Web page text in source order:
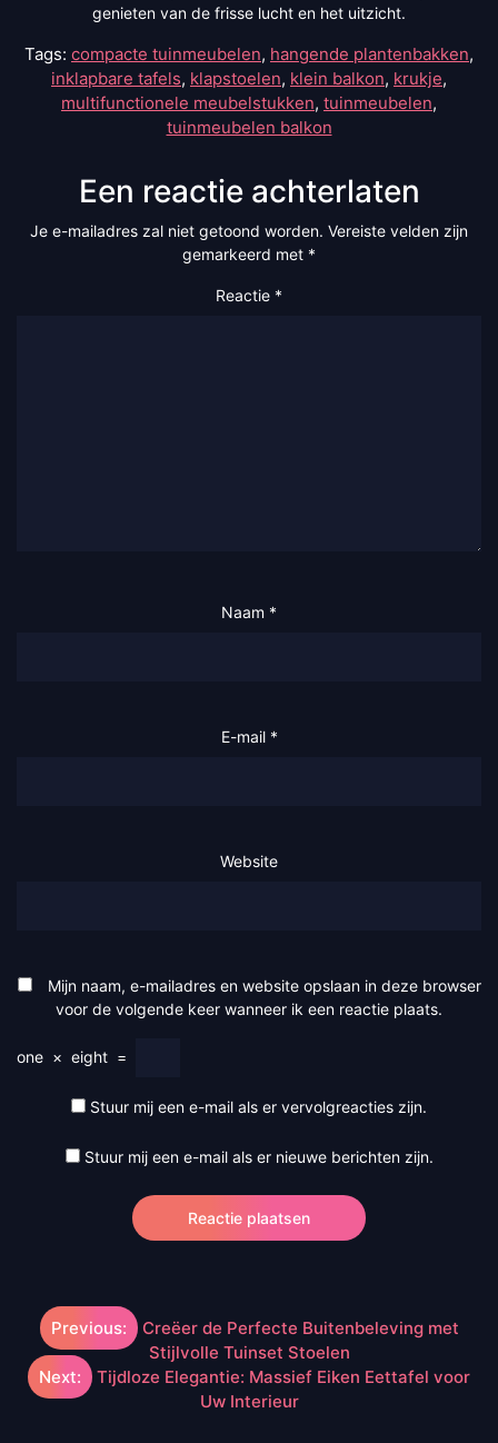
genieten van de frisse lucht en het uitzicht.
Tags: compacte tuinmeubelen, hangende plantenbakken,
inklapbare tafels, klapstoelen, klein balkon, krukje,
multifunctionele meubelstukken, tuinmeubelen,
tuinmeubelen balkon
Een reactie achterlaten
Je e-mailadres zal niet getoond worden. Vereiste velden zijn
gemarkeerd met *
Reactie *
Naam *
E-mail *
Website
Mijn naam, e-mailadres en website opslaan in deze browser
voor de volgende keer wanneer ik een reactie plaats.
one × eight =
Stuur mij een e-mail als er vervolgreacties zijn.
Stuur mij een e-mail als er nieuwe berichten zijn.
Berichtnavigatie
Previous:
Creëer de Perfecte Buitenbeleving met
Stijlvolle Tuinset Stoelen
Next:
Tijdloze Elegantie: Massief Eiken Eettafel voor
Uw Interieur